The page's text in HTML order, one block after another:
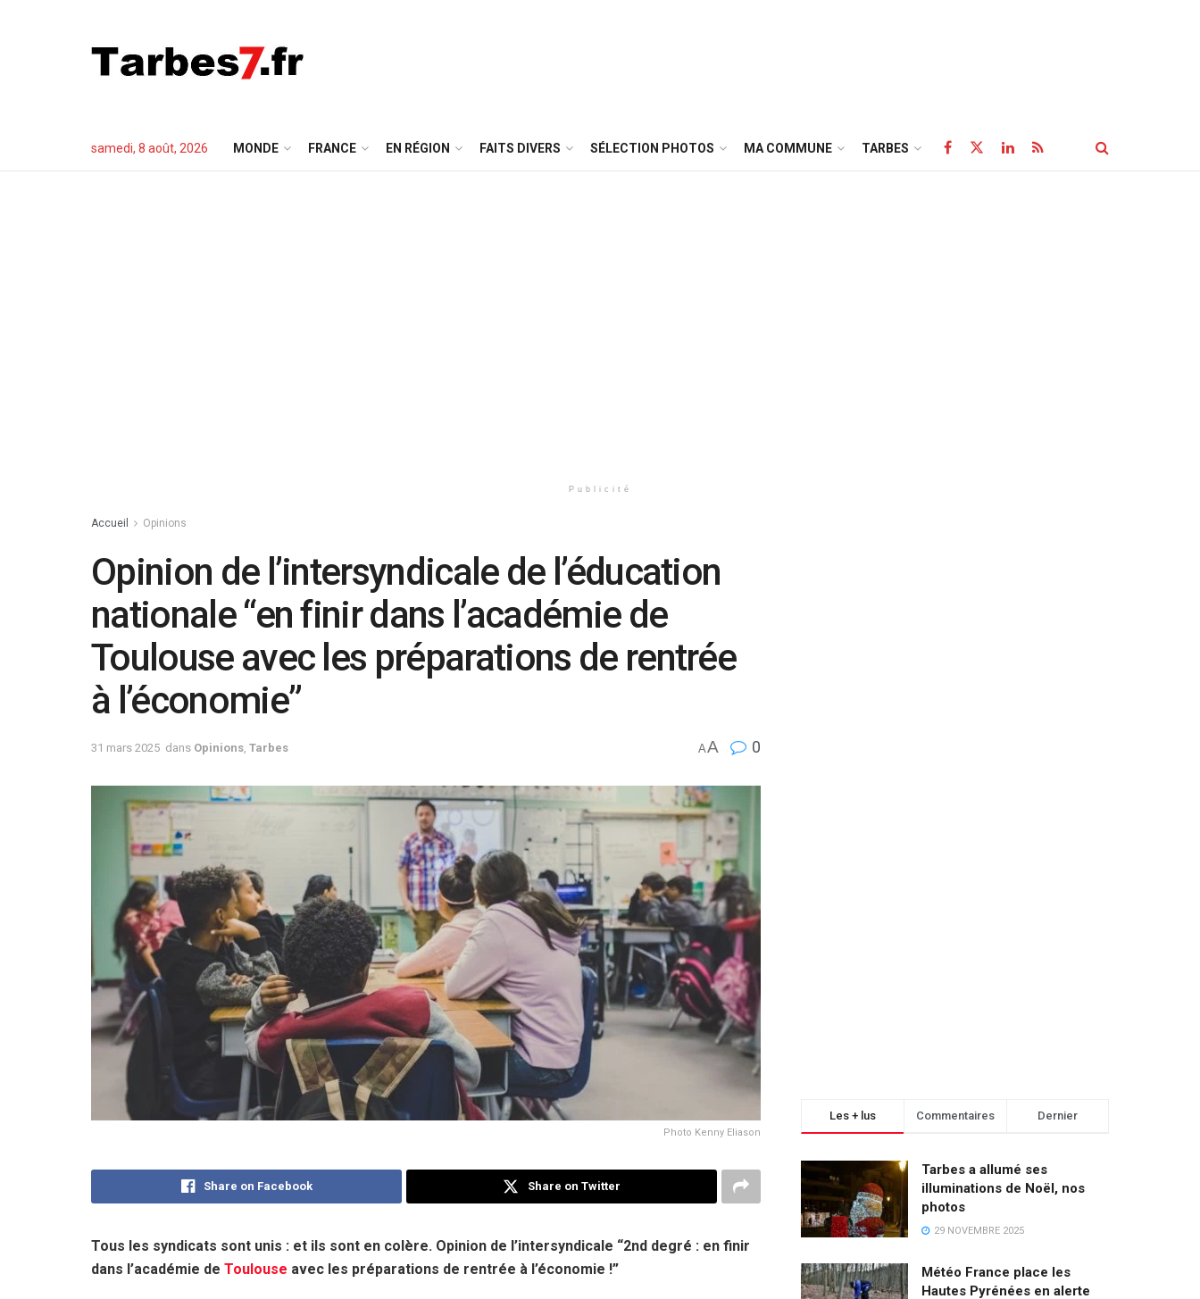
samedi, 8 août, 2026 MONDE FRANCE EN RÉGION FAITS DIVERS SÉLECTION PHOTOS MA COMMUNE TARBES
Publicité
Accueil Opinions
Opinion de l’intersyndicale de l’éducation
nationale “en finir dans l’académie de
Toulouse avec les préparations de rentrée
à l’économie”
31 mars 2025 dans Opinions Tarbes AA 0
Photo Kenny Eliason
Share on Facebook Share on Twitter
Tous les syndicats sont unis : et ils sont en colère. Opinion de l’intersyndicale “2nd degré : en finir
dans l’académie de Toulouse avec les préparations de rentrée à l’économie !”
Les + lus Commentaires Dernier
Tarbes a allumé ses
illuminations de Noël, nos
photos
29 NOVEMBRE 2025
Météo France place les
Hautes Pyrénées en alerte